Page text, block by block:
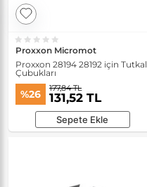
Proxxon Micromot
Proxxon 28194 28192 için Tutkal
Çubukları
%26 177,84 TL
131,52 TL
Sepete Ekle